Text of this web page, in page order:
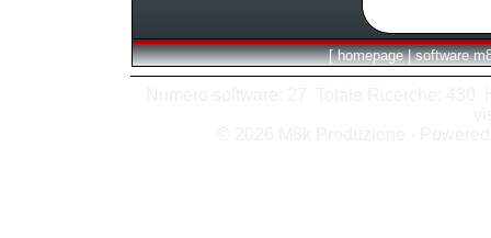
[ homepage | software